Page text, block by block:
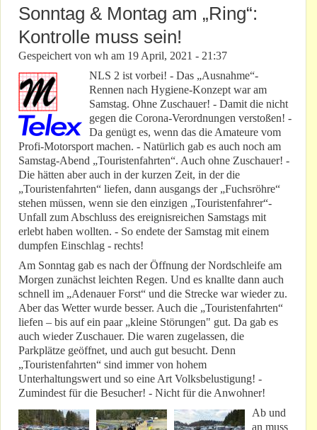
Sonntag & Montag am „Ring“:
Kontrolle muss sein!
Gespeichert von wh am 19 April, 2021 - 21:37
NLS 2 ist vorbei! - Das „Ausnahme“-
Rennen nach Hygiene-Konzept war am
Samstag. Ohne Zuschauer! - Damit die nicht
gegen die Corona-Verordnungen verstoßen! -
Da genügt es, wenn das die Amateure vom
Profi-Motorsport machen. - Natürlich gab es auch noch am
Samstag-Abend „Touristenfahrten“. Auch ohne Zuschauer! -
Die hätten aber auch in der kurzen Zeit, in der die
„Touristenfahrten“ liefen, dann ausgangs der „Fuchsröhre“
stehen müssen, wenn sie den einzigen „Touristenfahrer“-
Unfall zum Abschluss des ereignisreichen Samstags mit
erlebt haben wollten. - So endete der Samstag mit einem
dumpfen Einschlag - rechts!
Am Sonntag gab es nach der Öffnung der Nordschleife am
Morgen zunächst leichten Regen. Und es knallte dann auch
schnell im „Adenauer Forst“ und die Strecke war wieder zu.
Aber das Wetter wurde besser. Auch die „Touristenfahrten“
liefen – bis auf ein paar „kleine Störungen" gut. Da gab es
auch wieder Zuschauer. Die waren zugelassen, die
Parkplätze geöffnet, und auch gut besucht. Denn
„Touristenfahrten“ sind immer von hohem
Unterhaltungswert und so eine Art Volksbelustigung! -
Zumindest für die Besucher! - Nicht für die Anwohner!
Ab und
an muss